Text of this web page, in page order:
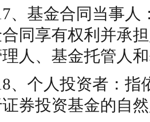
同享有权利并承
人、基金托管人
券投资基金的自